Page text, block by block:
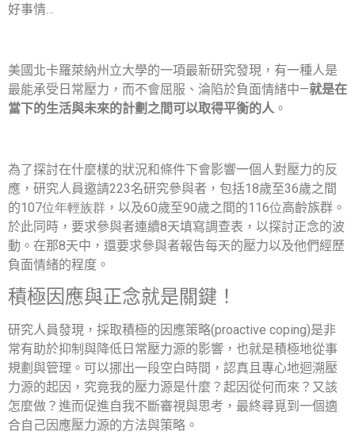
好事情…
美國北卡羅萊納州立大學的一項最新研究發現，有一種人是
最能承受日常壓力，而不會屈服、淪陷於負面情緒中—就是在
當下的生活與未來的計劃之間可以取得平衡的人 。
為了探討在什麼樣的狀況和條件下會影響一個人對壓力的反
應，研究人員邀請223名研究參與者，包括18歲至36歲之間
的107位年輕族群 ，以及60歲至90歲之間的116位高齡族群。
於此同時，要求參與者連續8天填寫調查表，以探討正念的波
動。在那8天中，還要求參與者報告每天的壓力以及他們經歷
負面情緒的程度。
積極因應與正念就是關鍵！
研究人員發現，採取積極的因應策略(proactive coping)是非
常有助於抑制與降低日常壓力源的影響，也就是積極地從事
規劃與管理。可以挪出一段空白時間，認真且專心地迴溯壓
力源的起因，究竟我的壓力源是什麼？起因從何而來？又該
怎麼做？進而促進自我不斷審視與思考，最終尋覓到一個適
合自己因應壓力源的方法與策略。